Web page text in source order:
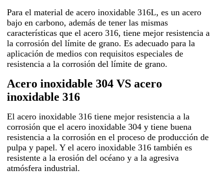
Para el material de acero inoxidable 316L, es un acero
bajo en carbono, además de tener las mismas
características que el acero 316, tiene mejor resistencia a
la corrosión del límite de grano. Es adecuado para la
aplicación de medios con requisitos especiales de
resistencia a la corrosión del límite de grano.
Acero inoxidable 304 VS acero
inoxidable 316
El acero inoxidable 316 tiene mejor resistencia a la
corrosión que el acero inoxidable 304 y tiene buena
resistencia a la corrosión en el proceso de producción de
pulpa y papel. Y el acero inoxidable 316 también es
resistente a la erosión del océano y a la agresiva
atmósfera industrial.